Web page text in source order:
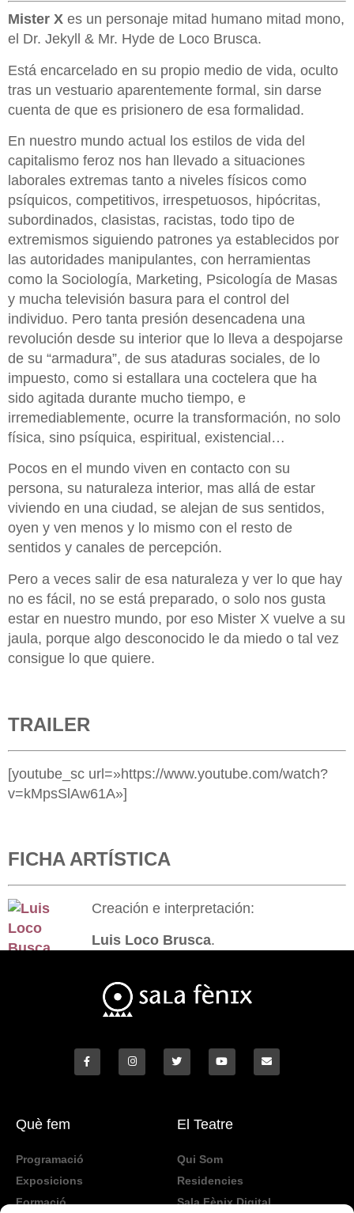
Mister X es un personaje mitad humano mitad mono,
el Dr. Jekyll & Mr. Hyde de Loco Brusca.
Está encarcelado en su propio medio de vida, oculto
tras un vestuario aparentemente formal, sin darse
cuenta de que es prisionero de esa formalidad.
En nuestro mundo actual los estilos de vida del
capitalismo feroz nos han llevado a situaciones
laborales extremas tanto a niveles físicos como
psíquicos, competitivos, irrespetuosos, hipócritas,
subordinados, clasistas, racistas, todo tipo de
extremismos siguiendo patrones ya establecidos por
las autoridades manipulantes, con herramientas
como la Sociología, Marketing, Psicología de Masas
y mucha televisión basura para el control del
individuo. Pero tanta presión desencadena una
revolución desde su interior que lo lleva a despojarse
de su “armadura”, de sus ataduras sociales, de lo
impuesto, como si estallara una coctelera que ha
sido agitada durante mucho tiempo, e
irremediablemente, ocurre la transformación, no solo
física, sino psíquica, espiritual, existencial…
Pocos en el mundo viven en contacto con su
persona, su naturaleza interior, mas allá de estar
viviendo en una ciudad, se alejan de sus sentidos,
oyen y ven menos y lo mismo con el resto de
sentidos y canales de percepción.
Pero a veces salir de esa naturaleza y ver lo que hay
no es fácil, no se está preparado, o solo nos gusta
estar en nuestro mundo, por eso Mister X vuelve a su
jaula, porque algo desconocido le da miedo o tal vez
consigue lo que quiere.
TRAILER
[youtube_sc url=»https://www.youtube.com/watch?
v=kMpsSlAw61A»]
FICHA ARTÍSTICA
Creación e interpretación:
Luis Loco Brusca.
Què fem
Programació
Exposicions
Formació
El Teatre
Qui Som
Residencies
Sala Fènix Digital